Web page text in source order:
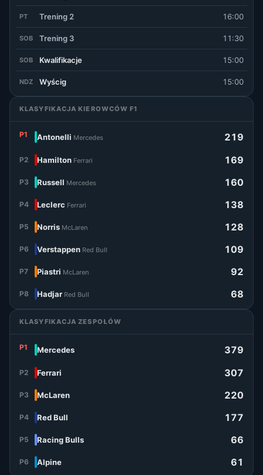
PT Trening 2 16:00
SOB Trening 3 11:30
SOB Kwalifikacje 15:00
NDZ Wyścig 15:00
KLASYFIKACJA KIEROWCÓW F1
P1 Antonelli Mercedes 219
P2 Hamilton Ferrari 169
P3 Russell Mercedes 160
P4 Leclerc Ferrari 138
P5 Norris McLaren 128
P6 Verstappen Red Bull 109
P7 Piastri McLaren 92
P8 Hadjar Red Bull 68
KLASYFIKACJA ZESPOŁÓW
P1 Mercedes 379
P2 Ferrari 307
P3 McLaren 220
P4 Red Bull 177
P5 Racing Bulls 66
P6 Alpine 61